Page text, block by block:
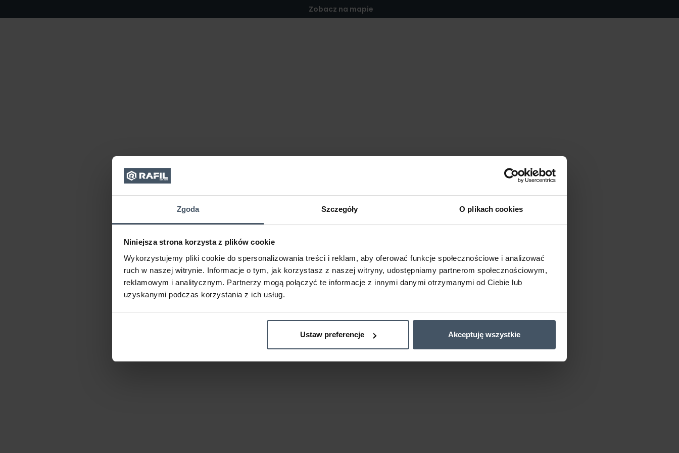
Zgoda Szczegóły O plikach cookies
Niniejsza strona korzysta z plików cookie
Wykorzystujemy pliki cookie do spersonalizowania treści i reklam, aby oferować funkcje społecznościowe i analizować
ruch w naszej witrynie. Informacje o tym, jak korzystasz z naszej witryny, udostępniamy partnerom społecznościowym,
reklamowym i analitycznym. Partnerzy mogą połączyć te informacje z innymi danymi otrzymanymi od Ciebie lub
uzyskanymi podczas korzystania z ich usług.
Ustaw preferencje Akceptuję wszystkie
Zobacz na mapie